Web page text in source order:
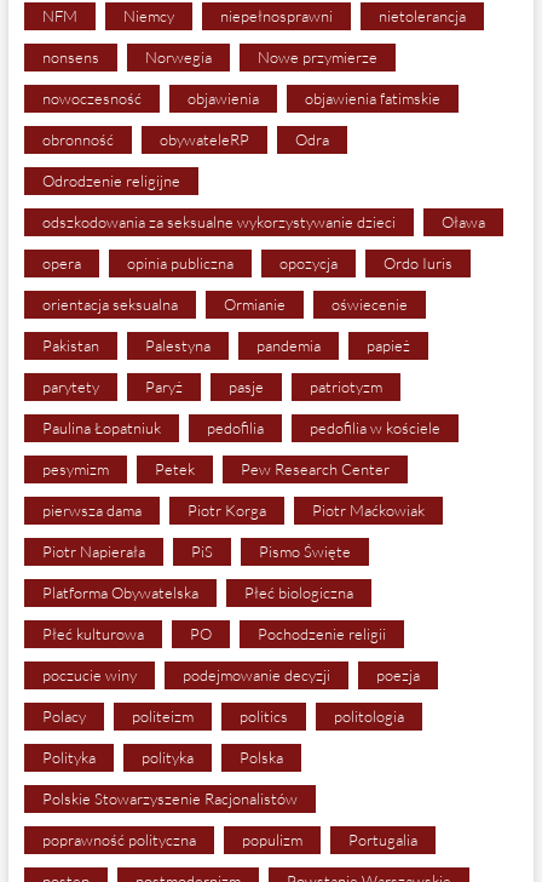
NFM Niemcy niepełnosprawni nietolerancja
nonsens Norwegia Nowe przymierze
nowoczesność objawienia objawienia fatimskie
obronność obywateleRP Odra
Odrodzenie religijne
odszkodowania za seksualne wykorzystywanie dzieci Oława
opera opinia publiczna opozycja Ordo Iuris
orientacja seksualna Ormianie oświecenie
Pakistan Palestyna pandemia papież
parytety Paryż pasje patriotyzm
Paulina Łopatniuk pedofilia pedofilia w kościele
pesymizm Petek Pew Research Center
pierwsza dama Piotr Korga Piotr Maćkowiak
Piotr Napierała PiS Pismo Święte
Platforma Obywatelska Płeć biologiczna
Płeć kulturowa PO Pochodzenie religii
poczucie winy podejmowanie decyzji poezja
Polacy politeizm politics politologia
Polityka polityka Polska
Polskie Stowarzyszenie Racjonalistów
poprawność polityczna populizm Portugalia